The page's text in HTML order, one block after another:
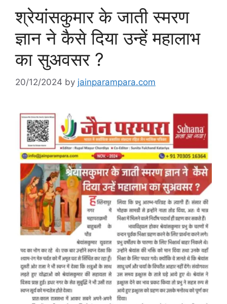
श्रेयांसकुमार के जाती स्मरण
ज्ञान ने कैसे दिया उन्हें महालाभ
का सुअवसर ?
20/12/2024 by jainparampara.com